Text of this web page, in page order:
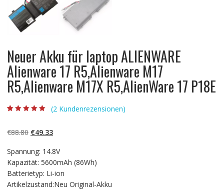
Neuer Akku für laptop ALIENWARE
Alienware 17 R5,Alienware M17
R5,Alienware M17X R5,AlienWare 17 P18E
basierend auf
Kundenbewertun
(2 Kundenrezensionen)
€88.80 Ursprünglicher
war:
€88.80
€49.33Aktueller
ist:
€49.33.
Spannung: 14.8V
Kapazität: 5600mAh (86Wh)
Batterietyp: Li-ion
Artikelzustand:Neu Original-Akku